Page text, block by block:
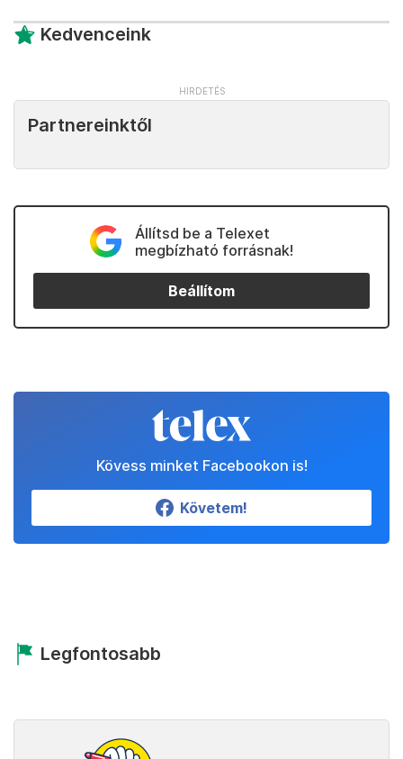
Kedvenceink
Partnereinktől
Állítsd be a Telexet
megbízható forrásnak!
Beállítom
Kövess minket Facebookon is!
Követem!
Legfontosabb